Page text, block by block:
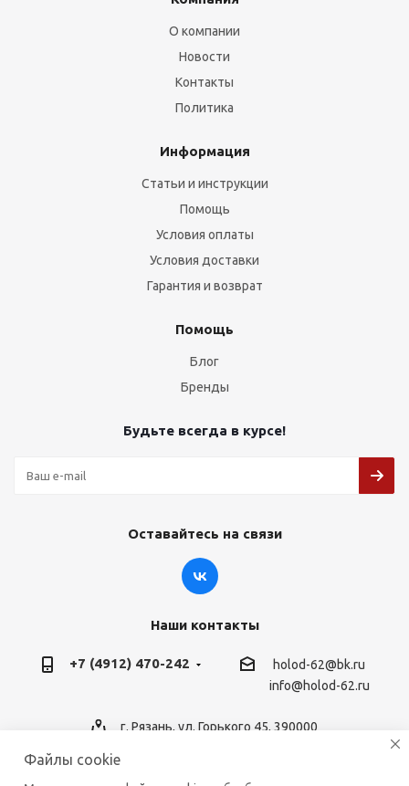
О компании
Новости
Контакты
Политика
Информация
Статьи и инструкции
Помощь
Условия оплаты
Условия доставки
Гарантия и возврат
Помощь
Блог
Бренды
Будьте всегда в курсе!
Оставайтесь на связи
Наши контакты
+7 (4912) 470-242
holod-62@bk.ru
info@holod-62.ru
г. Рязань, ул. Горького 45, 390000
Файлы cookie